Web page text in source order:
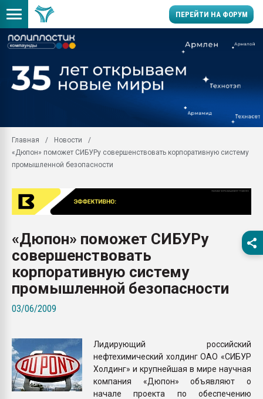
ПЕРЕЙТИ НА ФОРУМ
Вакуум-формовочные
28.07.2026
Всё, что касается
вакуумного
Продам отходы
Armaloy PC/ABS-1IM
Главная
Новости
«Дюпон» поможет СИБУРу совершенствовать корпоративную систему
промышленной безопасности
«Дюпон» поможет СИБУРу
совершенствовать
корпоративную систему
промышленной безопасности
03/06/2009
Лидирующий российский
нефтехимический холдинг ОАО «СИБУР
Холдинг» и крупнейшая в мире научная
компания «Дюпон» объявляют о
начале проекта по обеспечению